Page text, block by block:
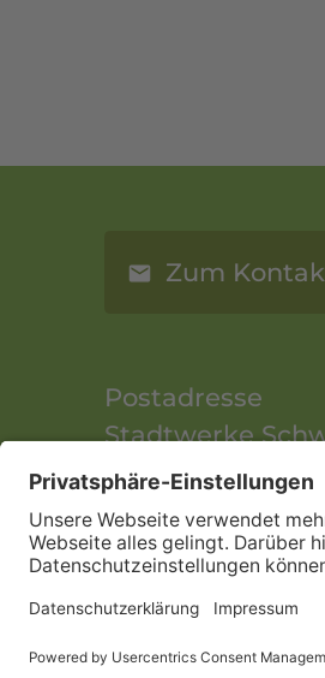
Zum
Postadresse
Stadtwerke
Liethstraße 32-36
58239 Schwerte